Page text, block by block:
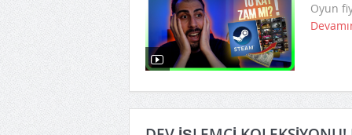
Oyun